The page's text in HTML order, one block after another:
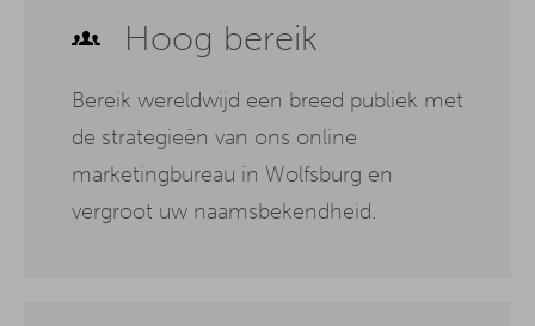
Hoog bereik
Bereik wereldwijd een breed publiek met
de strategieën van ons online
marketingbureau in Wolfsburg en
vergroot uw naamsbekendheid.